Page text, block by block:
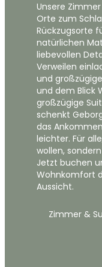
Unsere
Orte zum
Rückzugsorte
natürlichen
liebevollen
Verweilen
und
und dem Blick
großzügige
schenkt
das
leichter. Für
wollen,
Jetzt buchen
Wohnkomfort
Aussicht.
Zimmer &